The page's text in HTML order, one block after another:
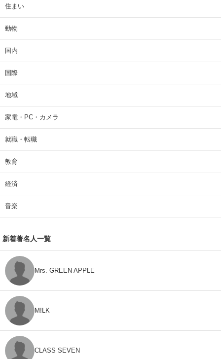
住まい
動物
国内
国際
地域
家電・PC・カメラ
就職・転職
教育
経済
音楽
新着著名人一覧
Mrs. GREEN APPLE
M!LK
CLASS SEVEN